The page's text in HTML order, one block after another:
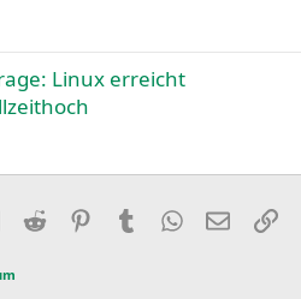
Linux erreicht
LinkedIn
Reddit PinterestTumblr WhatsApp
E-Mail